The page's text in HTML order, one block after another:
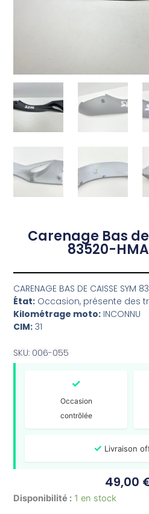
Carenage Bas de
83520-
CARENAGE BAS DE CAISSE SYM
État: Occasion, présente des
Kilométrage moto: INCONNU
CIM: 31
SKU: 006-055
✓
Occasion
contrôlée
✓ Livraison
49,00
Disponibilité : 1 en stock
quantité